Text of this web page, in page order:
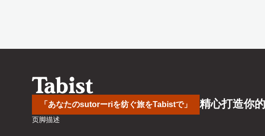
「あなたのsutorーriを纺ぐ旅をTabistで」 精心打造你
页脚描述